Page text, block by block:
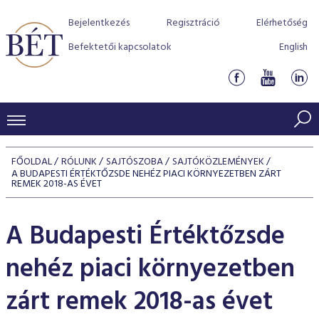
Bejelentkezés Regisztráció
Elérhetőség
Befektetői kapcsolatok
English
KERESKEDÉSI ADATOK
INDEXEK
Kötvényindexek
Jelzáloglevél indexek
Vállalati kötvény indexek
Kedvenc instrumentumok
Azonnali Piac
Részvények
Származékos piac
BEFEKTETŐK
Indexek
Részvény szekció
Hitelpapír szekció
Szabályozás
BÉT szabályzatok
Befektetővédelem
Alkalmazott díjstruktúra
Elszámolás
KIBOCSÁTÓK
Részvény és vállalati kötvény tőzsdei bevezetését
program
BÉT Xtend - Részvénypiac egyszerűen
TŐZSDETAGOK
Tőzsdetagok, üzletkötők
VENDOROK
FŐOLDAL RÓLUNK SAJTÓSZOBA SAJTÓKÖZLEMÉNYEK
A BUDAPESTI ÉRTÉKTŐZSDE NEHÉZ PIACI KÖRNYEZETBEN ZÁRT
REMEK 2018-AS ÉVET
A Budapesti Értéktőzsde
nehéz piaci környezetben
zárt remek 2018-as évet